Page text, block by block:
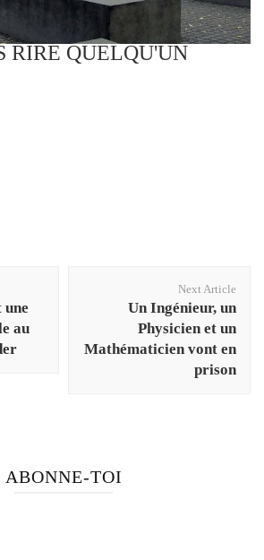
RIRE QUELQU'UN
une
au
Next Article
Un Ingénieur, un
Physicien et un
Mathématicien vont en
prison
ABONNE-TOI